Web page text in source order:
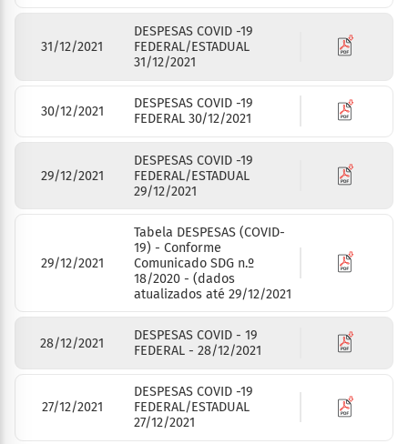
31/12/2021
DESPESAS COVID -19
FEDERAL/ESTADUAL
31/12/2021
30/12/2021
DESPESAS COVID -19
FEDERAL 30/12/2021
29/12/2021
DESPESAS COVID -19
FEDERAL/ESTADUAL
29/12/2021
29/12/2021
Tabela DESPESAS (COVID-
19) - Conforme
Comunicado SDG n.º
18/2020 - (dados
atualizados até 29/12/2021
28/12/2021
DESPESAS COVID - 19
FEDERAL - 28/12/2021
27/12/2021
DESPESAS COVID -19
FEDERAL/ESTADUAL
27/12/2021